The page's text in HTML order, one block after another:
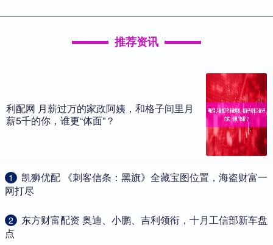
推荐资讯
利配网 月薪过万的家政阿姨，和格子间里月
薪5千的你，谁更“体面”？
1
​凯狮优配 《刺客信条：黑旗》全藏宝图位置，海盗财富一
网打尽
2
​东方财富配资 奥迪、小鹏、吉利领衔，十月工信部新车盘
点